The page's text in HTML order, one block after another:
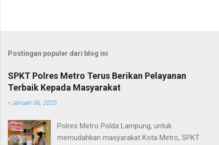
Postingan populer dari blog ini
SPKT Polres Metro Terus Berikan Pelayanan
Terbaik Kepada Masyarakat
-Januari 06, 2025
Polres Metro Polda Lampung, untuk
memudahkan masyarakat Kota Metro, SPKT